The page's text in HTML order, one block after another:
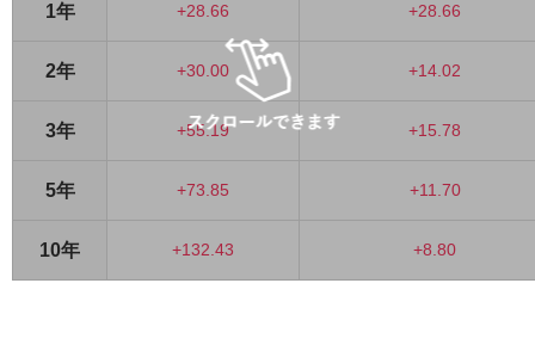
1年 +28.66 +28.66
2年 +30.00 +14.02
3年 +55.19 +15.78
5年 +73.85 +11.70
10年 +132.43 +8.80